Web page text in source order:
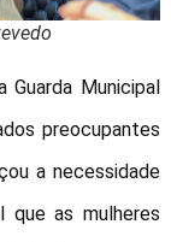
Guarda Municipal
preocupantes
a necessidade
que as mulheres